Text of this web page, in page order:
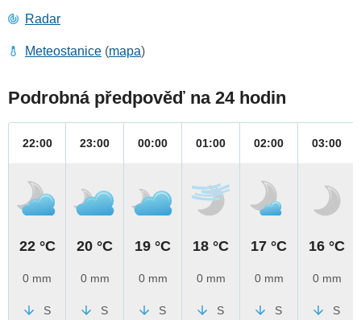
Radar
Meteostanice (mapa)
Podrobná předpověď na 24 hodin
22:00
22 °C
0 mm
S
23:00
20 °C
0 mm
S
00:00
19 °C
0 mm
S
01:00
18 °C
0 mm
S
02:00
17 °C
0 mm
S
03:00
16 °C
0 mm
S